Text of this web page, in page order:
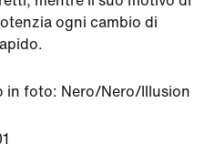
ogni cambio di
in foto: Nero/Nero/Illusion